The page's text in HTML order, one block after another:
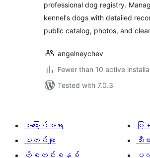
professional dog registry.
kennel's dogs with detailed
public catalog, photos, and
angelneychev
Fewer than 10 active
Tested with 7.0.3
အကြောင်းအရာ
သတင်းများ
ဟို့စတင်းစနစ်
ပ
သီး
ပ